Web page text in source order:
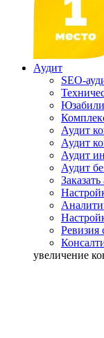
Аудит
SEO-
Аудит
Аудит
Аудит
Аудит
Заказать
Ревизия
увеличение